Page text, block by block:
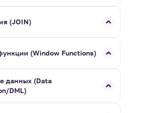
(JOIN)
(Window Functions)
данных (Data
DML)